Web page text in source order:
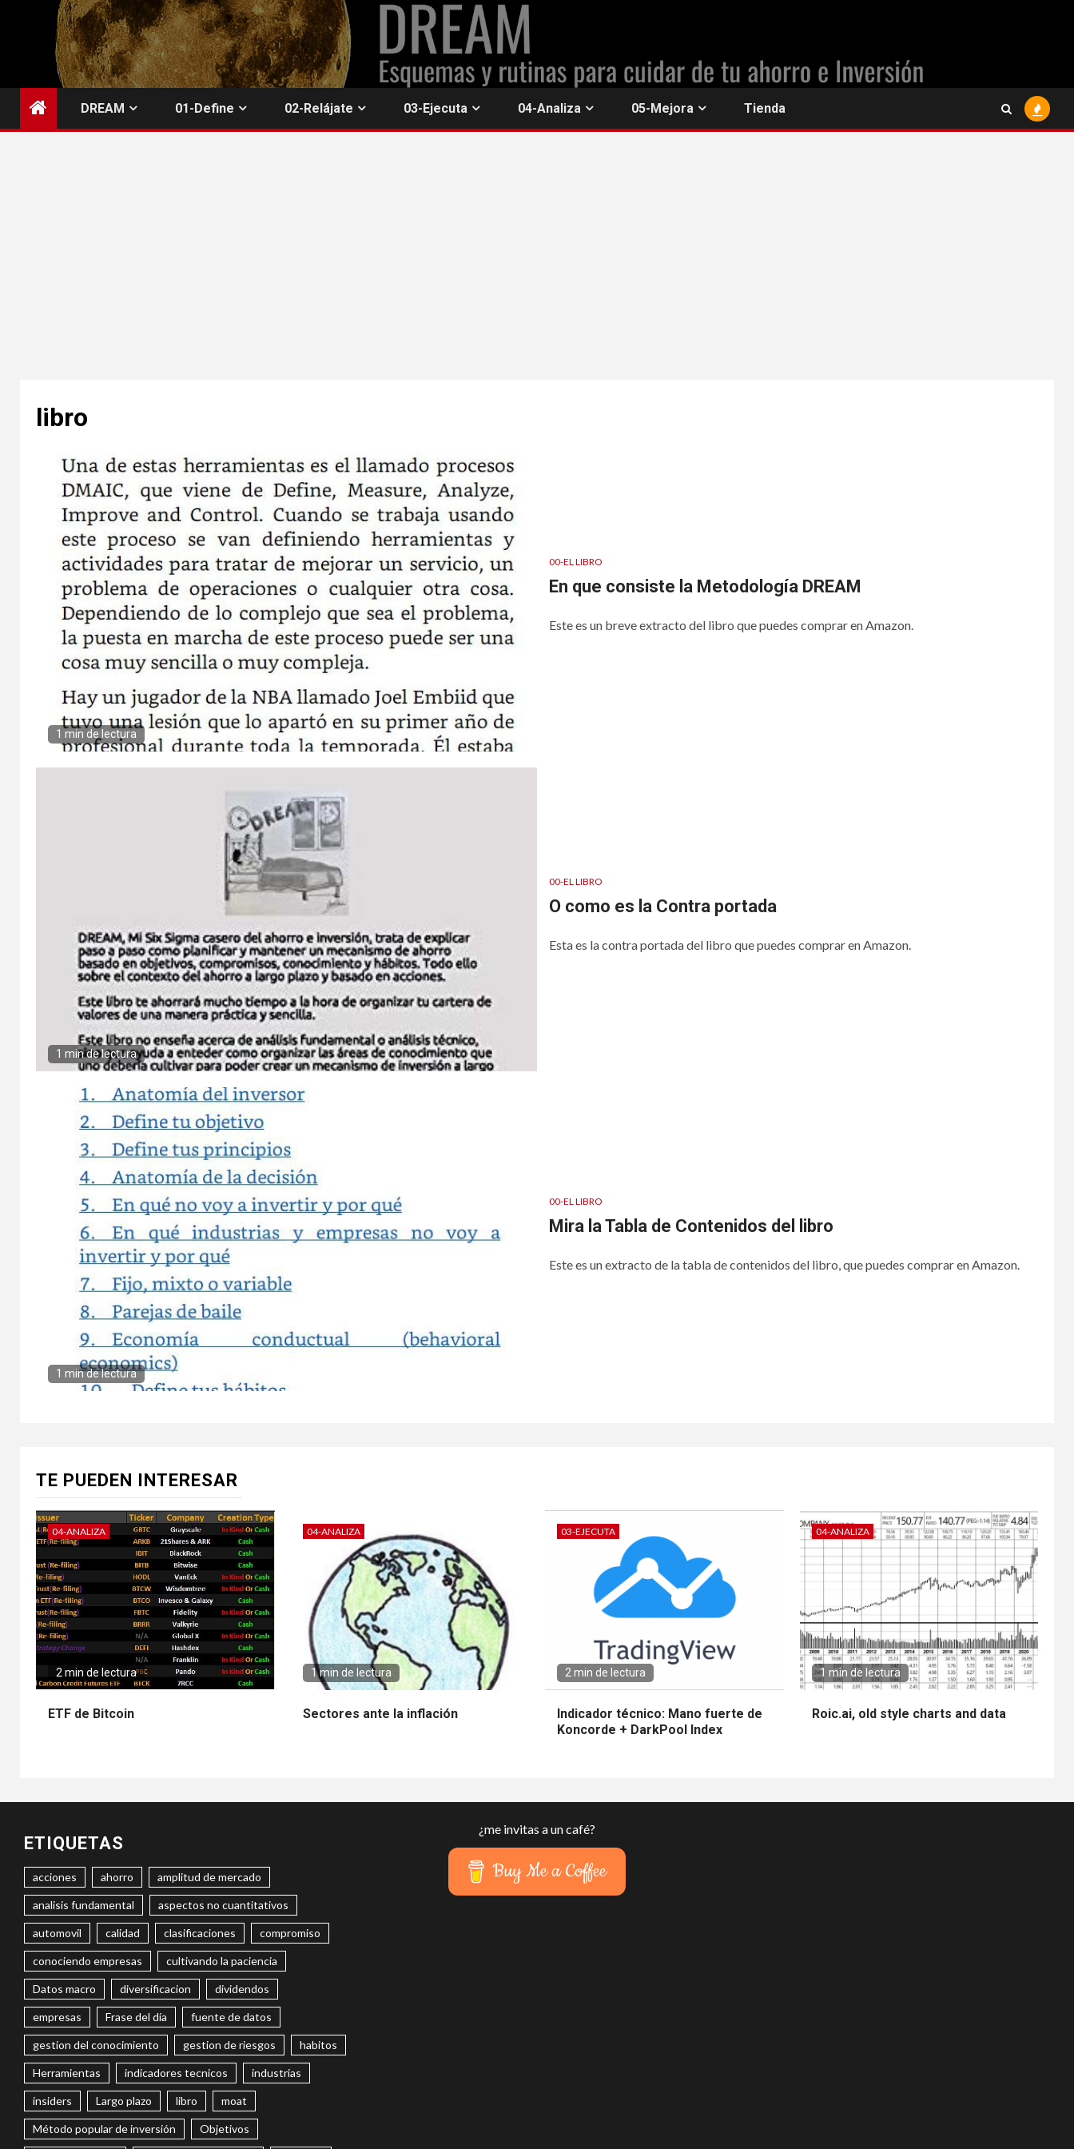
DREAM 01-Define 02-Relájate 03-Ejecuta 04-Analiza 05-Mejora Tienda
libro
1 min de lectura
00-EL LIBRO
En que consiste la Metodología DREAM
Este es un breve extracto del libro que puedes comprar en Amazon.
1 min de lectura
00-EL LIBRO
O como es la Contra portada
Esta es la contra portada del libro que puedes comprar en Amazon.
1 min de lectura
00-EL LIBRO
Mira la Tabla de Contenidos del libro
Este es un extracto de la tabla de contenidos del libro, que puedes comprar en Amazon.
TE PUEDEN INTERESAR
04-ANALIZA
2 min de lectura
ETF de Bitcoin
04-ANALIZA
1 min de lectura
Sectores ante la inflación
03-EJECUTA
2 min de lectura
Indicador técnico: Mano fuerte de
Koncorde + DarkPool Index
04-ANALIZA
1 min de lectura
Roic.ai, old style charts and data
ETIQUETAS
acciones ahorro amplitud de mercado
analisis fundamental aspectos no cuantitativos
automovil calidad clasificaciones compromiso
conociendo empresas cultivando la paciencia
Datos macro diversificacion dividendos
empresas Frase del día fuente de datos
gestion del conocimiento gestion de riesgos habitos
Herramientas indicadores tecnicos industrias
insiders Largo plazo libro moat
Método popular de inversión Objetivos
¿me invitas a un café?
Buy Me a Coffee